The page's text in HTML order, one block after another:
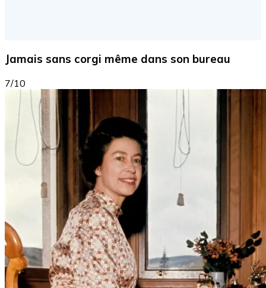
Jamais sans corgi même dans son bureau
7/10